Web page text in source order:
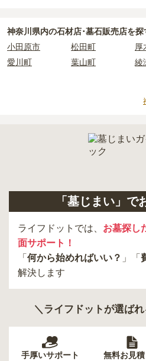
積もりを取るまで確定しません。
現地見学では、担当者に「提示金額
必ず確認することをおすすめします
現地への見学が難しい場合は、資料
神奈川県内の石材店･墓石販売店を探
小田原市
松田町 厚
愛川町
葉山町 綾
「墓じまい」で
ライフドットでは、 お墓探し
面サポート！
「 何から始めればいい？ 」「
解決します
＼ライフドットが選ばれ
手厚いサポート 無料お見積